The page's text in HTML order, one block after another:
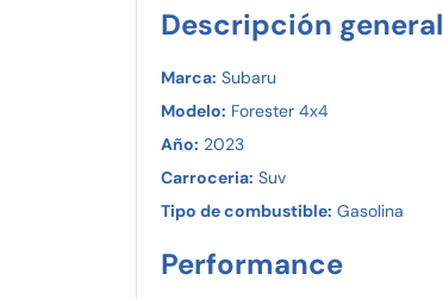
Descripción general
Marca: Subaru
Modelo: Forester 4x4
Año: 2023
Carroceria: Suv
Tipo de combustible: Gasolina
Performance